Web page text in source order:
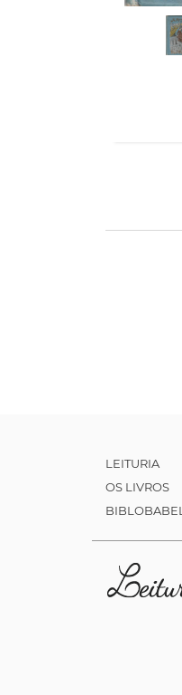
LEITURIA
OS LIVROS
BIBLOBABEL